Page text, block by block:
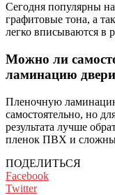
Сегодня популярны
графитовые тона, а
легко вписываются в
Можно ли
ламинацию
Пленочную
самостоятельно, но
результата лучше
пленок ПВХ и
ПОДЕЛИТЬСЯ
Facebook
Twitter